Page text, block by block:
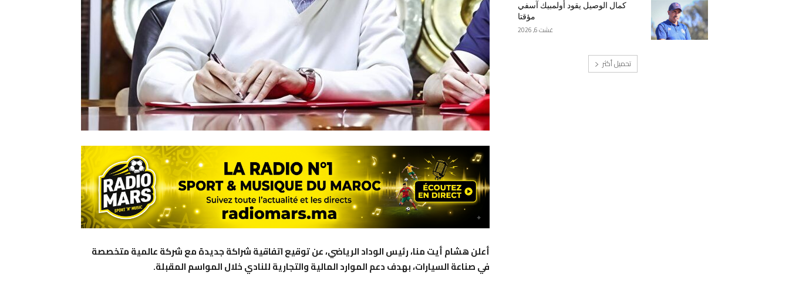
أعلن هشام أيت منا، رئيس الوداد الرياضي، عن توقيع اتفاقية شراكة جديدة مع شركة عالمية متخصصة
في صناعة السيارات، بهدف دعم الموارد المالية والتجارية للنادي خلال المواسم المقبلة.
كمال الوصيل يقود أولمبيك آسفي
مؤقتا
غشت 6, 2026
تحميل أكثر